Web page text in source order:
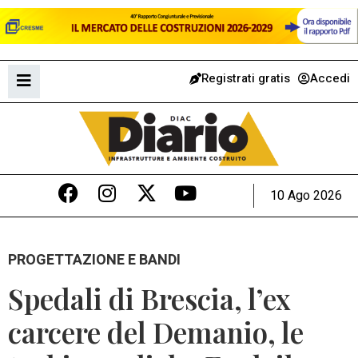
Registrati gratis Accedi
10 Ago 2026
PROGETTAZIONE E BANDI
Spedali di Brescia, l’ex
carcere del Demanio, le